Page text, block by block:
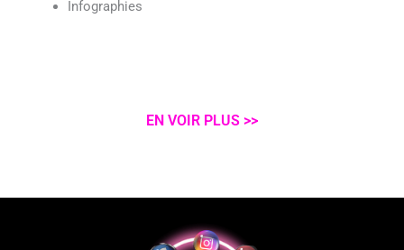
Infographies
EN VOIR PLUS >>